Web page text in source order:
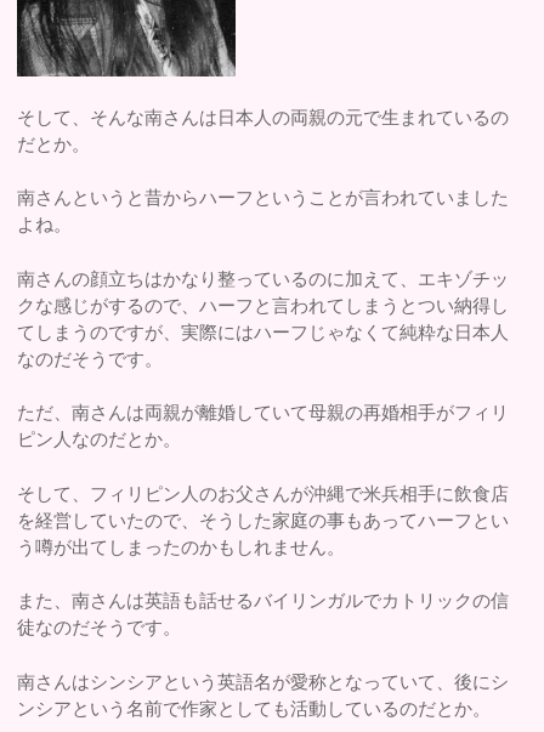
そして、そんな南さんは日本人の両親の元で生まれているの
だとか。
南さんというと昔からハーフということが言われていました
よね。
南さんの顔立ちはかなり整っているのに加えて、エキゾチッ
クな感じがするので、ハーフと言われてしまうとつい納得し
てしまうのですが、実際にはハーフじゃなくて純粋な日本人
なのだそうです。
ただ、南さんは両親が離婚していて母親の再婚相手がフィリ
ピン人なのだとか。
そして、フィリピン人のお父さんが沖縄で米兵相手に飲食店
を経営していたので、そうした家庭の事もあってハーフとい
う噂が出てしまったのかもしれません。
また、南さんは英語も話せるバイリンガルでカトリックの信
徒なのだそうです。
南さんはシンシアという英語名が愛称となっていて、後にシ
ンシアという名前で作家としても活動しているのだとか。